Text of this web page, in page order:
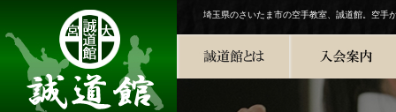
埼玉県のさいたま市の空手教室、誠道館。空手